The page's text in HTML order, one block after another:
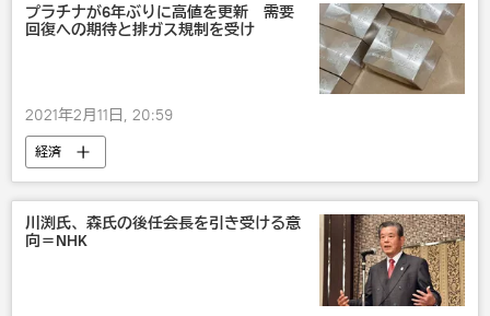
プラチナが6年ぶりに高値を更新 需要
回復への期待と排ガス規制を受け
2021年2月11日, 20:59
経済
川渕氏、森氏の後任会長を引き受ける意
向＝NHK